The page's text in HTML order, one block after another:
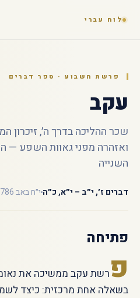
לוח עברי
פרשת השבוע · ספר דברים
עקב
שכר ההליכה בדרך ה׳, זיכרון
ואזהרה מפני גאוות השפע —
השנייה
דברים ז׳, י״ב – י״א, כ״ה י״ח באב 5786
פתיחה
פרשת עקב ממשיכה את
בשאלה אחת מרכזית: כיצד